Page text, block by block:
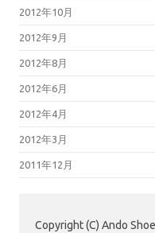
2012年10月
2012年9月
2012年8月
2012年6月
2012年4月
2012年3月
2011年12月
Copyright (C) Ando